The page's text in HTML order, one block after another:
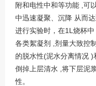
附和电性中和等功能 ,可
中迅速凝聚、沉降 从而达
进行实验时，在1L烧杯
各类絮凝剂 ,剂量大致控
的脱水性(泥水分离情况
倒掉上层清水 ,将下层泥
性。